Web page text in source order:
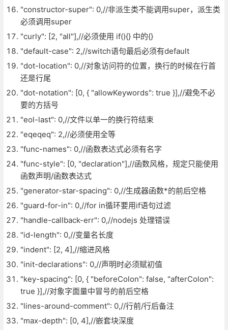
"constructor-super": 0,//非派生类不能调用super，派生类
必须调用super
"curly": [2, "all"],//必须使用 if(){} 中的{}
"default-case": 2,//switch语句最后必须有default
"dot-location": 0,//对象访问符的位置，换行的时候在行首
还是行尾
"dot-notation": [0, { "allowKeywords": true }],//避免不必
要的方括号
"eol-last": 0,//文件以单一的换行符结束
"eqeqeq": 2,//必须使用全等
"func-names": 0,//函数表达式必须有名字
"func-style": [0, "declaration"],//函数风格，规定只能使用
函数声明/函数表达式
"generator-star-spacing": 0,//生成器函数*的前后空格
"guard-for-in": 0,//for in循环要用if语句过滤
"handle-callback-err": 0,//nodejs 处理错误
"id-length": 0,//变量名长度
"indent": [2, 4],//缩进风格
"init-declarations": 0,//声明时必须赋初值
"key-spacing": [0, { "beforeColon": false, "afterColon":
true }],//对象字面量中冒号的前后空格
"lines-around-comment": 0,//行前/行后备注
"max-depth": [0, 4],//嵌套块深度